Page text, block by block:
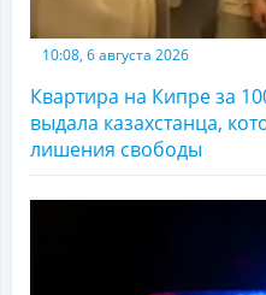
10:08, 6 августа 2026
Квартира на Кипре за
выдала казахстанца,
лишения свободы